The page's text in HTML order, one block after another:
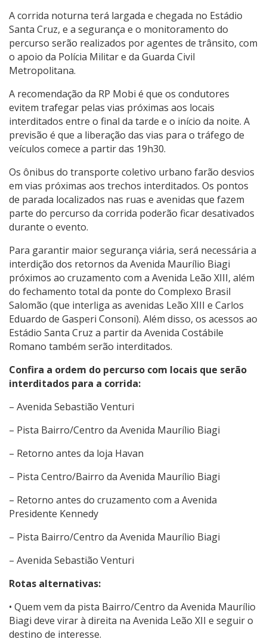
A corrida noturna terá largada e chegada no Estádio
Santa Cruz, e a segurança e o monitoramento do
percurso serão realizados por agentes de trânsito, com
o apoio da Polícia Militar e da Guarda Civil
Metropolitana.
A recomendação da RP Mobi é que os condutores
evitem trafegar pelas vias próximas aos locais
interditados entre o final da tarde e o início da noite. A
previsão é que a liberação das vias para o tráfego de
veículos comece a partir das 19h30.
Os ônibus do transporte coletivo urbano farão desvios
em vias próximas aos trechos interditados. Os pontos
de parada localizados nas ruas e avenidas que fazem
parte do percurso da corrida poderão ficar desativados
durante o evento.
Para garantir maior segurança viária, será necessária a
interdição dos retornos da Avenida Maurílio Biagi
próximos ao cruzamento com a Avenida Leão XIII, além
do fechamento total da ponte do Complexo Brasil
Salomão (que interliga as avenidas Leão XIII e Carlos
Eduardo de Gasperi Consoni). Além disso, os acessos ao
Estádio Santa Cruz a partir da Avenida Costábile
Romano também serão interditados.
Confira a ordem do percurso com locais que serão
interditados para a corrida:
– Avenida Sebastião Venturi
– Pista Bairro/Centro da Avenida Maurílio Biagi
– Retorno antes da loja Havan
– Pista Centro/Bairro da Avenida Maurílio Biagi
– Retorno antes do cruzamento com a Avenida
Presidente Kennedy
– Pista Bairro/Centro da Avenida Maurílio Biagi
– Avenida Sebastião Venturi
Rotas alternativas:
• Quem vem da pista Bairro/Centro da Avenida Maurílio
Biagi deve virar à direita na Avenida Leão XII e seguir o
destino de interesse.